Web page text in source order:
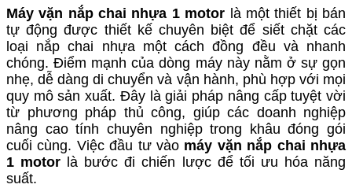
Máy vặn nắp chai nhựa 1 motor là một thiết bị bán
tự động được thiết kế chuyên biệt để siết chặt các
loại nắp chai nhựa một cách đồng đều và nhanh
chóng. Điểm mạnh của dòng máy này nằm ở sự gọn
nhẹ, dễ dàng di chuyển và vận hành, phù hợp với mọi
quy mô sản xuất. Đây là giải pháp nâng cấp tuyệt vời
từ phương pháp thủ công, giúp các doanh nghiệp
nâng cao tính chuyên nghiệp trong khâu đóng gói
cuối cùng. Việc đầu tư vào máy vặn nắp chai nhựa
1 motor là bước đi chiến lược để tối ưu hóa năng
suất.